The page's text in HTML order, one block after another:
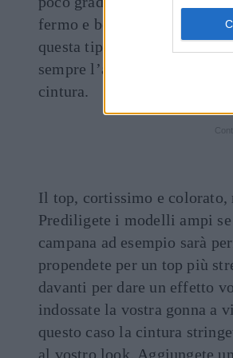
fermo e ben tirato. Anche
questa tipologia di gonna
sempre l’accortezza di
cintura.
Il top, cortissimo e colorato,
Prediligete i modelli ampi se
campana ad esempio sarà
propendete per un top più
davanti per dare un effetto
indossate la vostra gonna a
questo caso la cintura
al vostro look. Aggiungete